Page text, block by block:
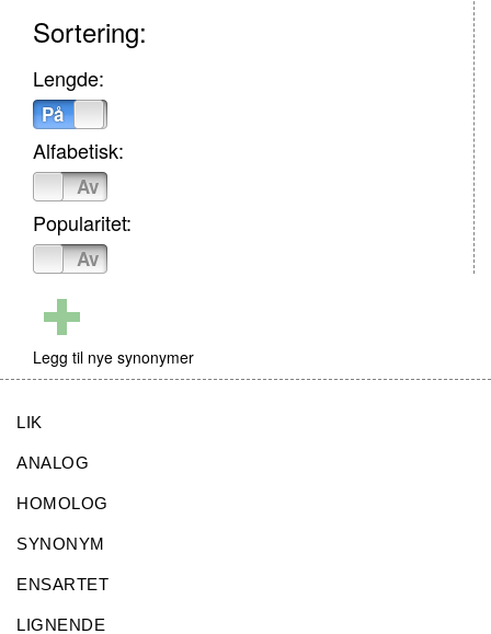
Sortering:
Lengde:
På
Alfabetisk:
Av
Popularitet:
Av
Legg til nye synonymer
LIK
ANALOG
HOMOLOG
SYNONYM
ENSARTET
LIGNENDE